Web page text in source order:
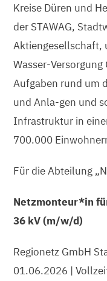
Kreise Düren und
der STAWAG,
Aktiengesellschaft,
Wasser-
Aufgaben rund um
und Anla-gen und
Infrastruktur in
700.000
Für die Abteilung
Netzmonteur*in
36 kV (m/w/d)
Regionetz GmbH
01.06.2026 |